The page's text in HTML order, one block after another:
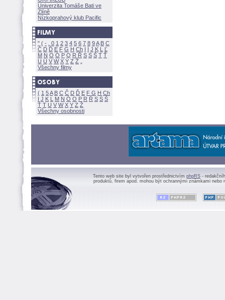
Univerzita Tomáše Bati ve
Zlíně
Nízkoprahový klub Pacific
" ( - 0 1 2 3 4 5 6 7 8 9A B C
Č D Ď E F G H Ch I Í J K L
Ľ
M N O Ó P Q R Ř S Ś T Ť
U Ú V W X Y Z
Všechny filmy
( 1 5A B C Č D Ď E F G H Ch
I J K L M N Ó O P R Ř S Ś
Ť T U V W X Y Z
Všechny osobnosti
Tento web site byl vytvořen prostřednictvím phpRS -
produktů, firem apod. mohou být ochrannými známkami